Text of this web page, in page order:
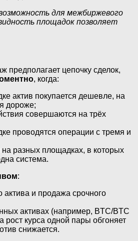
для межбиржевого
площадок позволяет
предполагает цепочку сделок,
, когда:
актив покупается дешевле, на
дороже;
совершаются на трёх
проводятся операции с тремя и
на разных площадках, в которых
система.
:
актива и продажа срочного
активах (например, BTC/BTC
рост курса одной пары обгоняет
снижается.